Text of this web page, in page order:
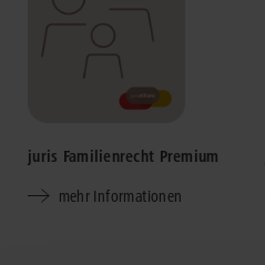
juris Familienrecht Premium
mehr Informationen